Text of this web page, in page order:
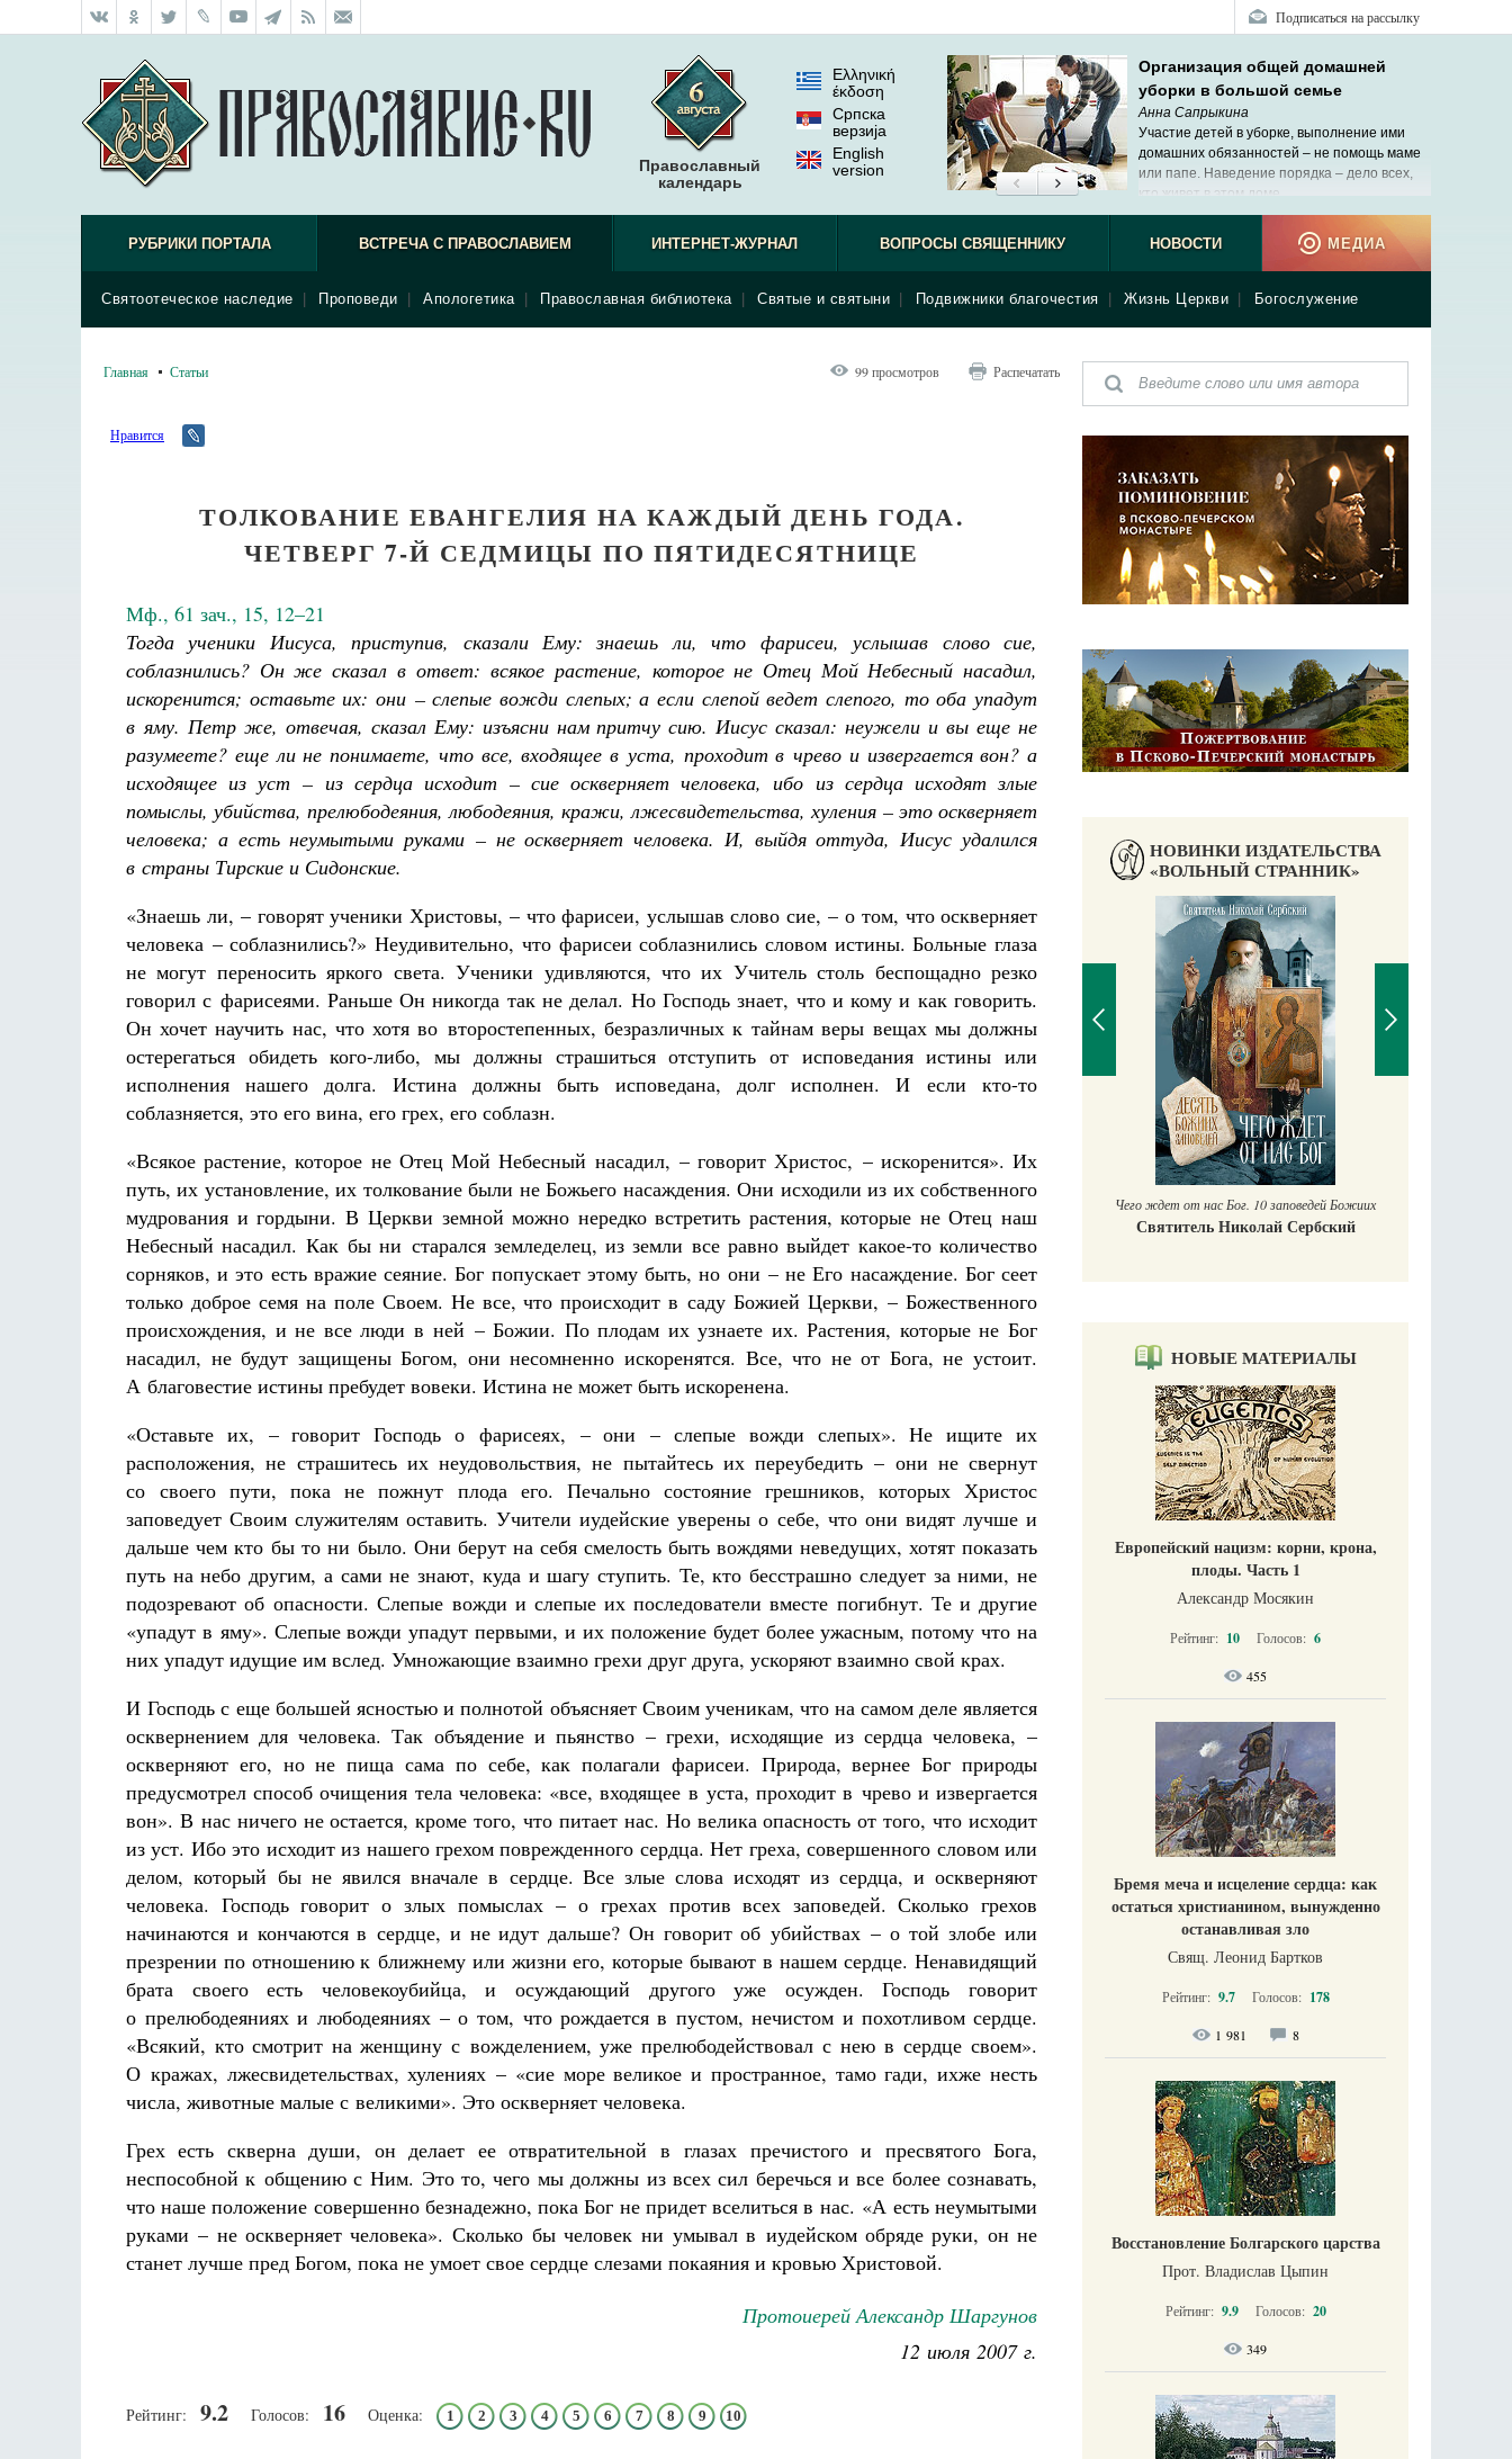
Подписаться на рассылку
Православный
календарь
Ελληνική
έκδοση
Српска
верзиjа
English
version
Организация общей домашней
уборки в большой семье
Анна Сапрыкина
Участие детей в уборке, выполнение ими
домашних обязанностей – не помощь маме
или папе. Наведение порядка ‒ дело всех,
кто живет в этом доме.
РУБРИКИ ПОРТАЛА ВСТРЕЧА С ПРАВОСЛАВИЕМ
Святоотеческое наследие Проповеди Апологетика Православная библиотека Святые и святыни Подвижники благочестия Жизнь Церкви Богослужение
ИНТЕРНЕТ-ЖУРНАЛ ВОПРОСЫ СВЯЩЕННИКУ НОВОСТИ МЕДИА
Главная Статьи 99 просмотров Распечатать
Нравится
ТОЛКОВАНИЕ ЕВАНГЕЛИЯ НА КАЖДЫЙ ДЕНЬ ГОДА.
ЧЕТВЕРГ 7-Й СЕДМИЦЫ ПО ПЯТИДЕСЯТНИЦЕ
Мф., 61 зач., 15, 12–21
Тогда ученики Иисуса, приступив, сказали Ему: знаешь ли, что фарисеи, услышав слово сие,
соблазнились? Он же сказал в ответ: всякое растение, которое не Отец Мой Небесный насадил,
искоренится; оставьте их: они – слепые вожди слепых; а если слепой ведет слепого, то оба упадут
в яму. Петр же, отвечая, сказал Ему: изъясни нам притчу сию. Иисус сказал: неужели и вы еще не
разумеете? еще ли не понимаете, что все, входящее в уста, проходит в чрево и извергается вон? а
исходящее из уст – из сердца исходит – сие оскверняет человека, ибо из сердца исходят злые
помыслы, убийства, прелюбодеяния, любодеяния, кражи, лжесвидетельства, хуления – это оскверняет
человека; а есть неумытыми руками – не оскверняет человека. И, выйдя оттуда, Иисус удалился
в страны Тирские и Сидонские.
«Знаешь ли, – говорят ученики Христовы, – что фарисеи, услышав слово сие, – о том, что оскверняет
человека – соблазнились?» Неудивительно, что фарисеи соблазнились словом истины. Больные глаза
не могут переносить яркого света. Ученики удивляются, что их Учитель столь беспощадно резко
говорил с фарисеями. Раньше Он никогда так не делал. Но Господь знает, что и кому и как говорить.
Он хочет научить нас, что хотя во второстепенных, безразличных к тайнам веры вещах мы должны
остерегаться обидеть кого-либо, мы должны страшиться отступить от исповедания истины или
исполнения нашего долга. Истина должны быть исповедана, долг исполнен. И если кто-то
соблазняется, это его вина, его грех, его соблазн.
«Всякое растение, которое не Отец Мой Небесный насадил, – говорит Христос, – искоренится». Их
путь, их установление, их толкование были не Божьего насаждения. Они исходили из их собственного
мудрования и гордыни. В Церкви земной можно нередко встретить растения, которые не Отец наш
Небесный насадил. Как бы ни старался земледелец, из земли все равно выйдет какое-то количество
сорняков, и это есть вражие сеяние. Бог попускает этому быть, но они – не Его насаждение. Бог сеет
только доброе семя на поле Своем. Не все, что происходит в саду Божией Церкви, – Божественного
происхождения, и не все люди в ней – Божии. По плодам их узнаете их. Растения, которые не Бог
насадил, не будут защищены Богом, они несомненно искоренятся. Все, что не от Бога, не устоит.
А благовестие истины пребудет вовеки. Истина не может быть искоренена.
«Оставьте их, – говорит Господь о фарисеях, – они – слепые вожди слепых». Не ищите их
расположения, не страшитесь их неудовольствия, не пытайтесь их переубедить – они не свернут
со своего пути, пока не пожнут плода его. Печально состояние грешников, которых Христос
заповедует Своим служителям оставить. Учители иудейские уверены о себе, что они видят лучше и
дальше чем кто бы то ни было. Они берут на себя смелость быть вождями неведущих, хотят показать
путь на небо другим, а сами не знают, куда и шагу ступить. Те, кто бесстрашно следует за ними, не
подозревают об опасности. Слепые вожди и слепые их последователи вместе погибнут. Те и другие
«упадут в яму». Слепые вожди упадут первыми, и их положение будет более ужасным, потому что на
них упадут идущие им вслед. Умножающие взаимно грехи друг друга, ускоряют взаимно свой крах.
И Господь с еще большей ясностью и полнотой объясняет Своим ученикам, что на самом деле является
осквернением для человека. Так объядение и пьянство – грехи, исходящие из сердца человека, –
оскверняют его, но не пища сама по себе, как полагали фарисеи. Природа, вернее Бог природы
предусмотрел способ очищения тела человека: «все, входящее в уста, проходит в чрево и извергается
вон». В нас ничего не остается, кроме того, что питает нас. Но велика опасность от того, что исходит
из уст. Ибо это исходит из нашего грехом поврежденного сердца. Нет греха, совершенного словом или
делом, который бы не явился вначале в сердце. Все злые слова исходят из сердца, и оскверняют
человека. Господь говорит о злых помыслах – о грехах против всех заповедей. Сколько грехов
начинаются и кончаются в сердце, и не идут дальше? Он говорит об убийствах – о той злобе или
презрении по отношению к ближнему или жизни его, которые бывают в нашем сердце. Ненавидящий
брата своего есть человекоубийца, и осуждающий другого уже осужден. Господь говорит
о прелюбодеяниях и любодеяниях – о том, что рождается в пустом, нечистом и похотливом сердце.
«Всякий, кто смотрит на женщину с вожделением, уже прелюбодействовал с нею в сердце своем».
О кражах, лжесвидетельствах, хулениях – «сие море великое и пространное, тамо гади, ихже несть
числа, животные малые с великими». Это оскверняет человека.
Грех есть скверна души, он делает ее отвратительной в глазах пречистого и пресвятого Бога,
неспособной к общению с Ним. Это то, чего мы должны из всех сил беречься и все более сознавать,
что наше положение совершенно безнадежно, пока Бог не придет вселиться в нас. «А есть неумытыми
руками – не оскверняет человека». Сколько бы человек ни умывал в иудейском обряде руки, он не
станет лучше пред Богом, пока не умоет свое сердце слезами покаяния и кровью Христовой.
Протоиерей Александр Шаргунов
12 июля 2007 г.
Рейтинг: 9.2 Голосов: 16 Оценка: 1 2 3 4 5 6 7 8 9 10
НОВИНКИ ИЗДАТЕЛЬСТВА
«ВОЛЬНЫЙ СТРАННИК»
Разлуки не будет
Фредерика де Грааф
Кирилл Мурышев
Великомученик Георгий Победоносец. Научись у
святого
Роман Котов Чего ждет от нас Бог. 10 заповедей Божиих
Святитель Николай Сербский
НОВЫЕ МАТЕРИАЛЫ
Европейский нацизм: корни, крона,
плоды. Часть 1
Александр Мосякин
Рейтинг: 10 Голосов: 6
455
Бремя меча и исцеление сердца: как
остаться христианином, вынужденно
останавливая зло
Свящ. Леонид Бартков
Рейтинг: 9.7 Голосов: 178
1 981 8
Восстановление Болгарского царства
Прот. Владислав Цыпин
Рейтинг: 9.9 Голосов: 20
349